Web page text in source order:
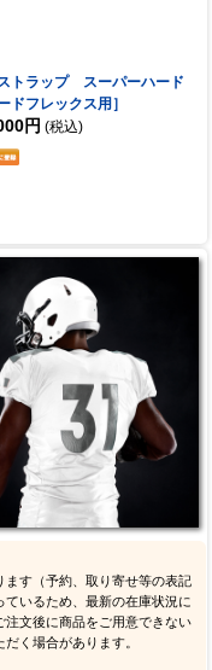
トラップ スーパーハード
ドフレックス用］
円 (税込)
す（予約、取り寄せ等の表記
いるため、最新の在庫状況に
注文後に商品をご用意できない
く場合があります。